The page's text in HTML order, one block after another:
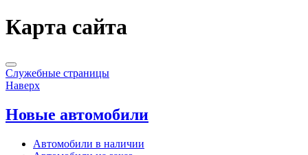
Карта сайта
Служебные страницы
Наверх
Новые автомобили
Автомобили в наличии